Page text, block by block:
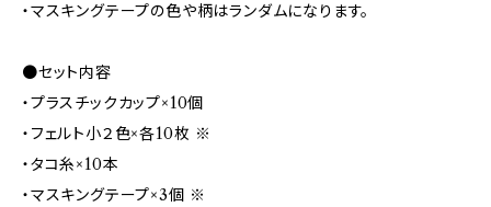
・マスキングテープの色や柄はランダムになります。
●セット内容
・プラスチックカップ×10個
・フェルト小２色×各10枚 ※
・タコ糸×10本
・マスキングテープ×3個 ※